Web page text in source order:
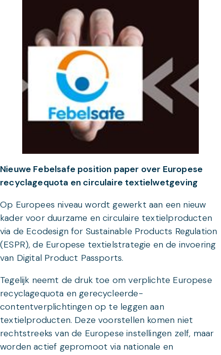
Nieuwe Febelsafe position paper over Europese
recyclagequota en circulaire textielwetgeving
Op Europees niveau wordt gewerkt aan een nieuw
kader voor duurzame en circulaire textielproducten
via de Ecodesign for Sustainable Products Regulation
(ESPR), de Europese textielstrategie en de invoering
van Digital Product Passports.
Tegelijk neemt de druk toe om verplichte Europese
recyclagequota en gerecycleerde-
contentverplichtingen op te leggen aan
textielproducten. Deze voorstellen komen niet
rechtstreeks van de Europese instellingen zelf, maar
worden actief gepromoot via nationale en